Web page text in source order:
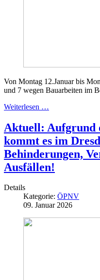
Von Montag 12.Januar bis
und 7 wegen Bauarbeiten im
Weiterlesen …
Aktuell: Aufgrund
kommt es im
Behinderungen,
Ausfällen!
Details
Kategorie: ÖPNV
09. Januar 2026